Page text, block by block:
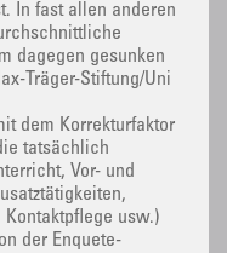
In fast allen anderen
dagegen gesunken
Träger-Stiftung/Uni
dem Korrekturfaktor
tatsächlich
Vor- und
usw.)
der Enquete-